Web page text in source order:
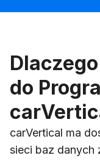
do
carVertical ma
sieci baz danych